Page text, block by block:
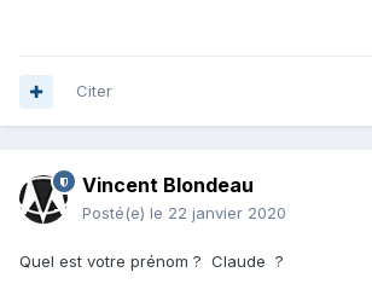
Citer
Vincent Blondeau
Posté(e) le 22 janvier 2020
Quel est votre prénom ? Claude ?